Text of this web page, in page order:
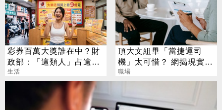
彩券百萬大獎誰在中？財
政部：「這類人」占逾6
成
生活
頂大文組畢「當捷運司
機」太可惜？ 網揭現實：
高中就能考
職場